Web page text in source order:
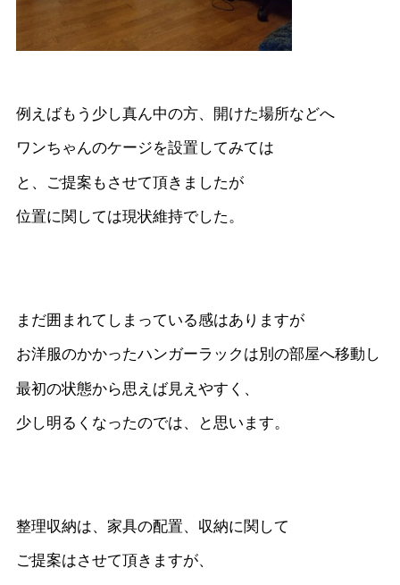
例えばもう少し真ん中の方、開けた場所などへ
ワンちゃんのケージを設置してみては
と、ご提案もさせて頂きましたが
位置に関しては現状維持でした。
まだ囲まれてしまっている感はありますが
お洋服のかかったハンガーラックは別の部屋へ移動し
最初の状態から思えば見えやすく、
少し明るくなったのでは、と思います。
整理収納は、家具の配置、収納に関して
ご提案はさせて頂きますが、